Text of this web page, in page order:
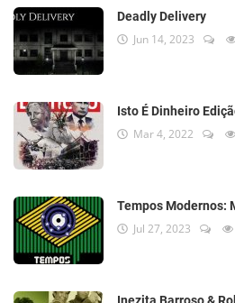
Deadly Delivery
Jun 14, 2023
Isto É Dinheiro
Mar 4, 2022
Tempos Modernos:
Jul 27, 2023